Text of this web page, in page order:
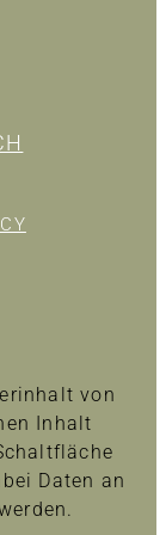
von
Inhalt
Daten an